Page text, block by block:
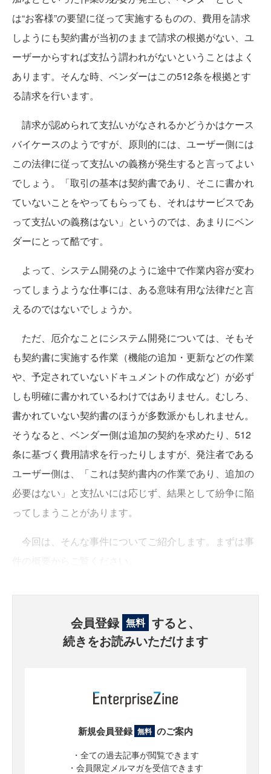
は“お客様”の要望に従って実施するものの、費用を請求
しようにも契約書が当初のままで請求の根拠がない、ユ
ーザーからすれば支払う謂われがないということはよく
あります。そんな時、ベンダーはこの512条を根拠とす
る請求を行います。
請求が認められて支払いがなされるかどうかはケース
バイケースのようですが、原則的には、ユーザー側には
この法律に従って支払いの義務が発生すると言ってよい
でしょう。「取引の基本は契約書であり、そこに書かれ
ていないことをやってもらっても、それはサービスであ
って支払いの義務はない」というのでは、あまりにベン
ダーにとって酷です。
よって、システム開発のように途中で作業内容が変わ
ってしまうような仕事には、ある意味有用な法律だと言
えるのではないでしょうか。
ただ、厄介なことにシステム開発については、そもそ
も契約書に実施する作業（機能の追加・更新などの作業
や、予定されていないドキュメントの作成など）が必ず
しも明確に書かれているわけではありません。むしろ、
書かれていない契約書のほうが多数派かもしれません。
そうなると、ベンダー側は追加の契約を求めたり、512
条に基づく費用請求を行ったりしますが、発注者である
ユーザー側は、「これは契約書内の作業であり、追加の
必要はない」と支払いには応じず、結果として紛争に陥
ってしまうことがあります。
今回は、そんな事件についてご紹介します。まずは事
会員登録 無料 すると、
続きをお読みいただけます
新規会員登録 無料 のご案内
・全ての過去記事が閲覧できます
・会員限定メルマガを受信できます